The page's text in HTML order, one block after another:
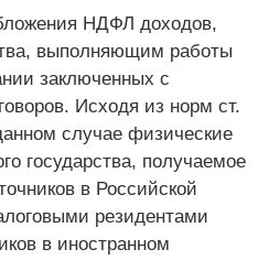
НДФЛ доходов,
выполняющим работы
заключенных с
Исходя из норм ст.
случае физические
государства, получаемое
в Российской
резидентами
в иностранном